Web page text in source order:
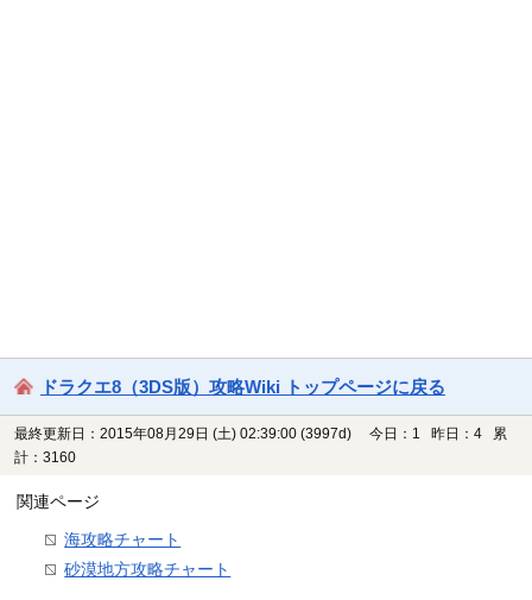
ドラクエ8（3DS版）攻略Wiki トップページに戻る
最終更新日：2015年08月29日 (土) 02:39:00 (3997d)
今日：1 昨日：4 累
計：3160
関連ページ
海攻略チャート
砂漠地方攻略チャート